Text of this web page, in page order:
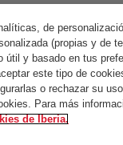
de
(propias y de
útil y basado en tus
este tipo de
o rechazar su
Para más
de Iberia.